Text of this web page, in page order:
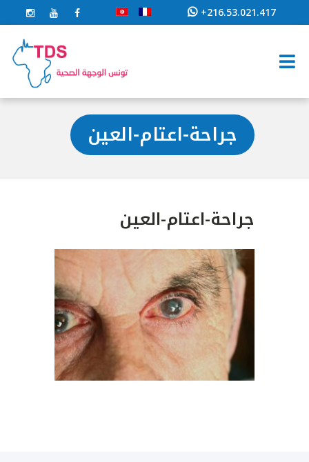
+216.53.021.417
جراحة-اعتام-العين
جراحة-اعتام-العين